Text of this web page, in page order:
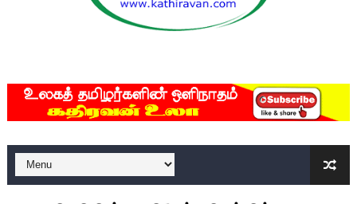
ரவுடி பேபிக்கு நடந்த தரமான சம்பவம்.. ஆபாச வீடியோக்களால்
குண்டை தூக்கிப்போட்ட ஆய்வு…. இந்தியாவின் “கோவிஷீல்டு”
யாழில் தமிழின தலைவர் பிரபாகரனின் பிறந்தநாளை
ஏர்போர்ட்டில் உதைத்த நபர் யார், என்ன நடந்தது?: உண்மையை
சீனா இலங்கையிடம் 8 மில்லியன் அமெரிக்க டொலர் நட்டஈடு